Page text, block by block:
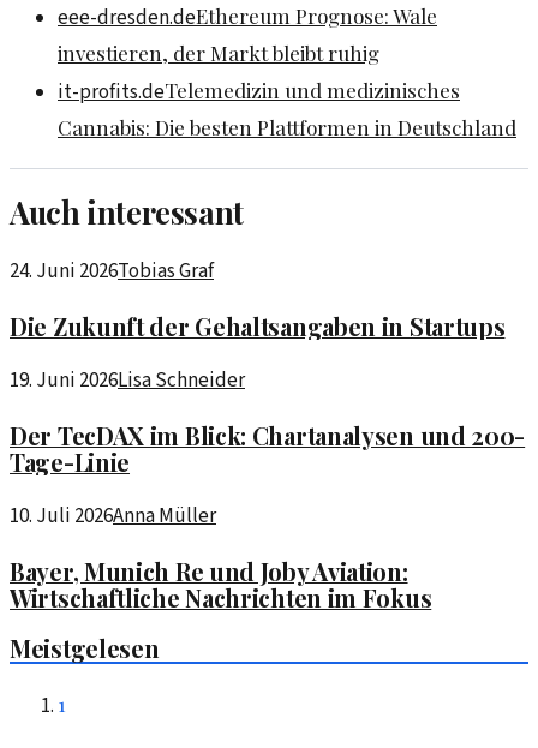
eee-dresden.deEthereum Prognose: Wale
investieren, der Markt bleibt ruhig
it-profits.deTelemedizin und medizinisches
Cannabis: Die besten Plattformen in Deutschland
Auch interessant
24. Juni 2026Tobias Graf
Die Zukunft der Gehaltsangaben in Startups
19. Juni 2026Lisa Schneider
Der TecDAX im Blick: Chartanalysen und 200-
Tage-Linie
10. Juli 2026Anna Müller
Bayer, Munich Re und Joby Aviation:
Wirtschaftliche Nachrichten im Fokus
Meistgelesen
1